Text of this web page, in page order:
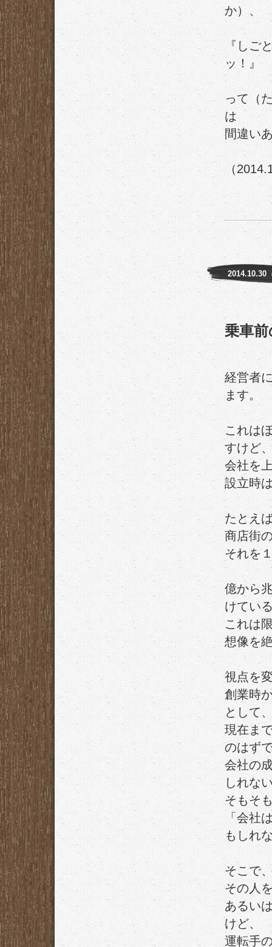
か）、
『しご
ッ！』
って（
は
間違い
（
2014.10.30
乗車
経営者
ます。
これは
すけど
会社を
設立時
たとえ
商店街
それを
億から
けてい
これは
想像を
視点を
創業時
として
現在ま
のはず
会社の
しれな
そもそ
「会社
もしれ
そこで
その人
あるい
けど、
運転手